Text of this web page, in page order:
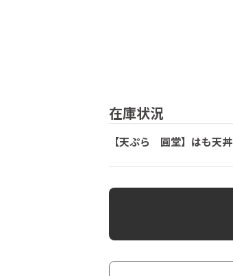
在庫状況
【天ぷら 圓堂】はも天丼